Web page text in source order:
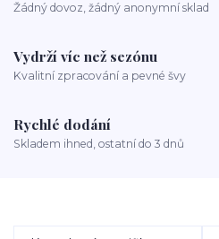
Žádný dovoz, žádný anonymní sklad
Vydrží víc než sezónu
Kvalitní zpracování a pevné švy
Rychlé dodání
Skladem ihned, ostatní do 3 dnů